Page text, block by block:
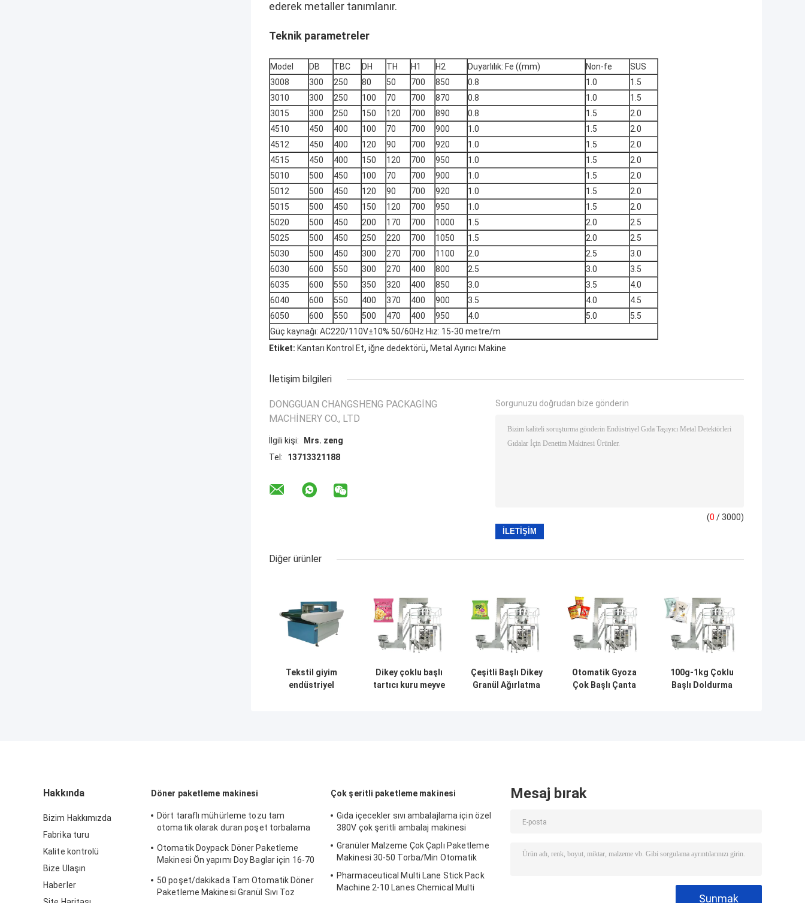
ederek metaller tanımlanır.
Teknik parametreler
Model DB TBC DH TH H1 H2 Duyarlılık: Fe ((mm) Non-fe
SUS
3008
300 250 80 50 700 850 0.8 1.0
1.5
3010
300 250 100 70 700 870 0.8 1.0
1.5
3015
300 250 150 120 700 890 0.8 1.5
2.0
4510
450 400 100 70 700 900 1.0 1.5
2.0
4512
450 400 120 90 700 920 1.0 1.5
2.0
4515
450 400 150 120 700 950 1.0 1.5
2.0
5010
500 450 100 70 700 900 1.0 1.5
2.0
5012
500 450 120 90 700 920 1.0 1.5
2.0
5015
500 450 150 120 700 950 1.0 1.5
2.0
5020
500 450 200 170 700 1000 1.5 2.0
2.5
5025
500 450 250 220 700 1050 1.5 2.0
2.5
5030
500 450 300 270 700 1100 2.0 2.5
3.0
6030
600 550 300 270 400 800 2.5 3.0
3.5
6035
600 550 350 320 400 850 3.0 3.5
4.0
6040
600 550 400 370 400 900 3.5 4.0
4.5
6050
600 550 500 470 400 950 4.0 5.0
5.5
Güç kaynağı: AC220/110V±10% 50/60Hz Hız: 15-30 metre/m
Etiket: Kantarı Kontrol Et, iğne dedektörü, Metal Ayırıcı Makine
İletişim bilgileri
DONGGUAN CHANGSHENG PACKAGING
MACHINERY CO., LTD
İlgili kişi:
Mrs. zeng
Tel:
13713321188
Sorgunuzu doğrudan bize gönderin
(0 / 3000)
Diğer ürünler
Tekstil giyim
endüstriyel
Dikey çoklu başlı
tartıcı kuru meyve
Çeşitli Başlı Dikey
Granül Ağırlatma
Otomatik Gyoza
Çok Başlı Çanta
100g-1kg Çoklu
Başlı Doldurma
Hakkında
Bizim Hakkımızda
Fabrika turu
Kalite kontrolü
Bize Ulaşın
Haberler
Döner paketleme makinesi
Dört taraflı mühürleme tozu tam
otomatik olarak duran poşet torbalama
Otomatik Doypack Döner Paketleme
Makinesi Ön yapımı Doy Baglar için 16-70
50 poşet/dakikada Tam Otomatik Döner
Paketleme Makinesi Granül Sıvı Toz
Çok şeritli paketleme makinesi
Gıda içecekler sıvı ambalajlama için özel
380V çok şeritli ambalaj makinesi
Granüler Malzeme Çok Çaplı Paketleme
Makinesi 30-50 Torba/Min Otomatik
Pharmaceutical Multi Lane Stick Pack
Machine 2-10 Lanes Chemical Multi
Mesaj bırak